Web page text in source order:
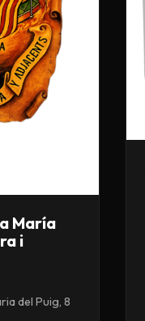
María
i
del Puig, 8